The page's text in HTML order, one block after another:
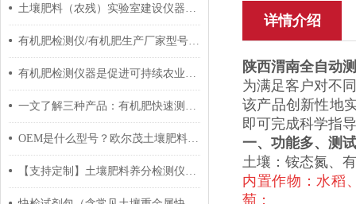
土壤肥料（农残）实验室建设仪器配置清单
有机肥检测仪/有机肥生产厂家型号检测氮磷钾重金属
有机肥检测仪器是促进可持续农业发展的工具
一文了解三种产品：有机肥快速测定仪/微生物肥料检测仪/生物有机肥检测仪
OEM是什么型号？欧尔茂土壤肥料养分检测仪贴牌加工服务
【支持定制】土壤肥料养分检测仪项目合作如何定制关键项？
详情介绍
陕西渭南全自动
为满足客户对不
该产品创新性地
即可完成科学指
一、功能多、测
土壤：铵态氮、
内置作物：水稻
萄；